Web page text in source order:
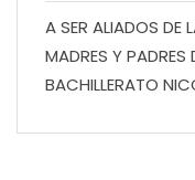
A SER ALIADOS DE
MADRES Y PADRES
BACHILLERATO